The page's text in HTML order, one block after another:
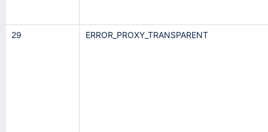
29 ERROR_PROXY_TRANSPARENT